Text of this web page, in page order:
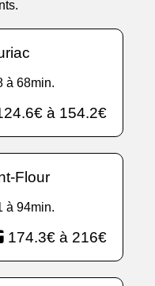
à 68min.
à 154.2€
Flour
à 94min.
174.3€ à 216€